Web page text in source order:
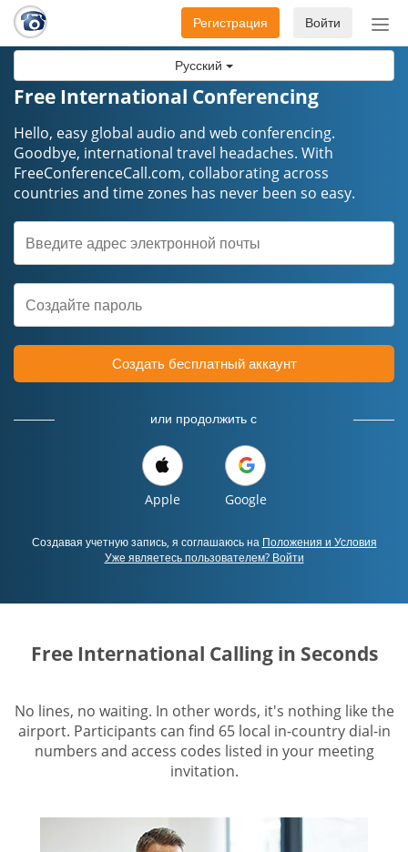
Русский
Войти
Регистрация
Free International Conferencing
Hello, easy global audio and web conferencing.
Goodbye, international travel headaches. ​​​​​​​With
FreeConferenceCall.com, collaborating across
countries and time zones has never been so easy.
Создать бесплатный аккаунт
или продолжить с
Apple Google
Создавая учетную запись, я соглашаюсь на Положения и Условия
Уже являетесь пользователем? Войти
Free International Calling in Seconds
No lines, no waiting. In other words, it's nothing like the
airport. Participants can find 65 local in-country dial-in
numbers and access codes listed in your meeting
invitation.